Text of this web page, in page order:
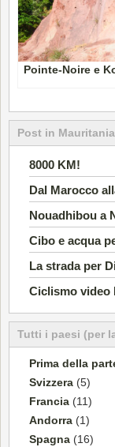
Pointe-Noire e
Post in Mauritania
8000 KM!
Dal Marocco
Nouadhibou a
Cibo e acqua
La strada per
Ciclismo video
Tutti i paesi (per
Prima della
Svizzera (5)
Francia (11)
Andorra (1)
Spagna (16)